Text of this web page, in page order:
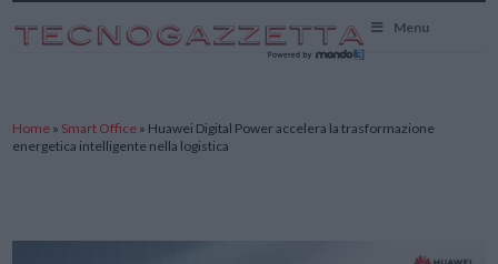
Menu
Home » Smart Office » Huawei Digital Power accelera la trasformazione
energetica intelligente nella logistica